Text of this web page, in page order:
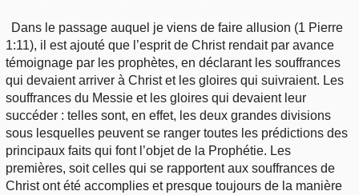
Dans le passage auquel je viens de faire allusion (1 Pierre
1:11), il est ajouté que l’esprit de Christ rendait par avance
témoignage par les prophètes, en déclarant les souffrances
qui devaient arriver à Christ et les gloires qui suivraient. Les
souffrances du Messie et les gloires qui devaient leur
succéder : telles sont, en effet, les deux grandes divisions
sous lesquelles peuvent se ranger toutes les prédictions des
principaux faits qui font l’objet de la Prophétie. Les
premières, soit celles qui se rapportent aux souffrances de
Christ ont été accomplies et presque toujours de la manière